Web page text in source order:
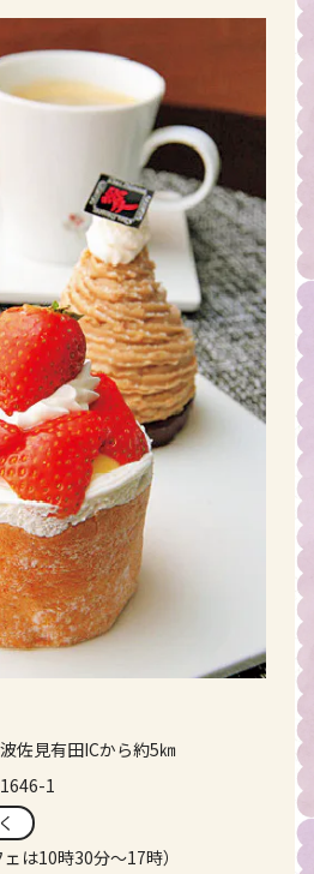
佐見有田ICから約5㎞
1
は10時30分〜17時）